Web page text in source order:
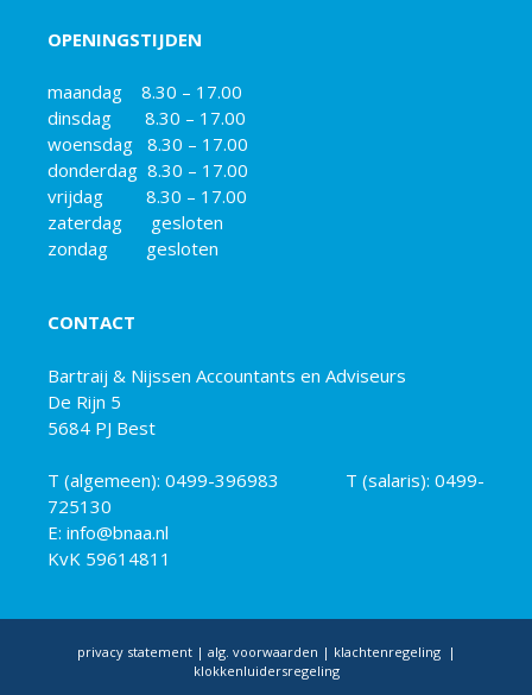
OPENINGSTIJDEN
maandag 8.30 – 17.00
dinsdag 8.30 – 17.00
woensdag 8.30 – 17.00
donderdag 8.30 – 17.00
vrijdag 8.30 – 17.00
zaterdag gesloten
zondag gesloten
CONTACT
Bartraij & Nijssen Accountants en Adviseurs
De Rijn 5
5684 PJ Best
T (algemeen): 0499-396983 T (salaris): 0499-
725130
E: info@bnaa.nl
KvK 59614811
privacy statement| alg. voorwaarden | klachtenregeling |
klokkenluidersregeling